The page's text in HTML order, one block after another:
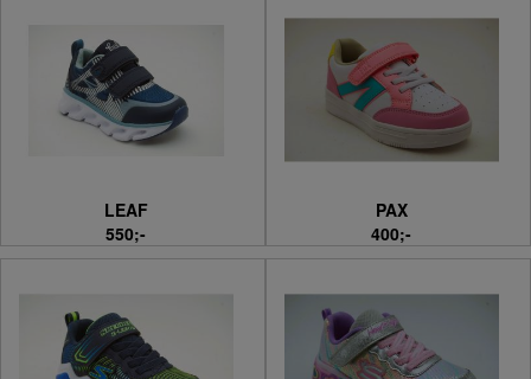
LEAF
550;-
PAX
400;-